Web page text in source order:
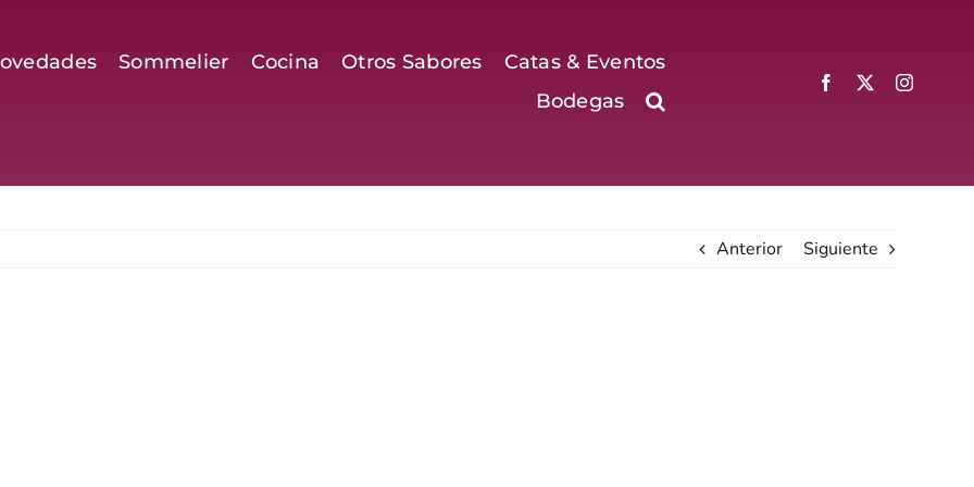
Sommelier Cocina Otros Sabores
Catas & Eventos
Bodegas
Anterior Siguiente